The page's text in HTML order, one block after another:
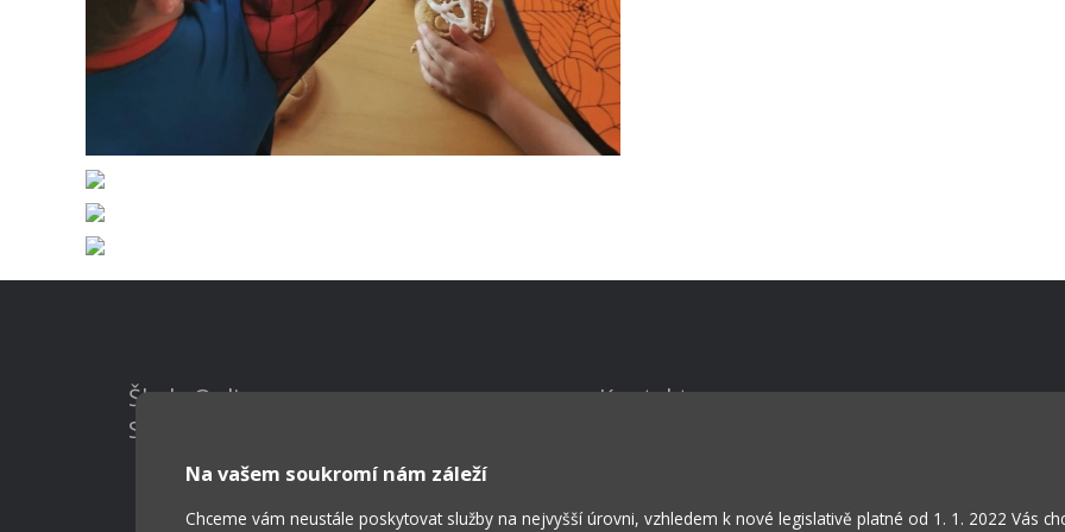
Na vašem soukromí nám záleží
Chceme vám neustále poskytovat služby na nejvyšší úrovni, vzhledem k nové legislativě platné od 1. 1. 2022 Vás
Škola Online
Strava.cz
Kontakty